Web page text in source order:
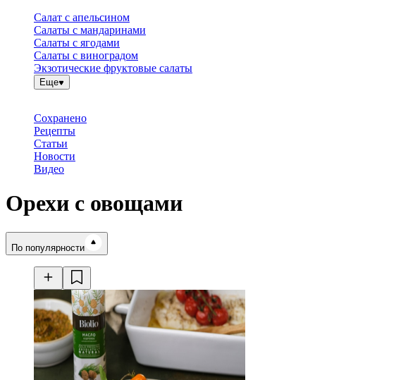
Салат с апельсином
Салаты с мандаринами
Салаты с ягодами
Салаты с виноградом
Экзотические фруктовые салаты
Еще
Сохранено
Рецепты
Статьи
Новости
Видео
Орехи с овощами
Время готовки
По популярности